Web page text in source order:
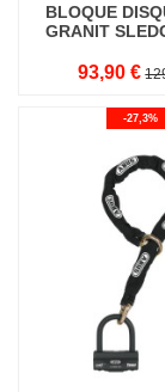
BLOQUE
GRANIT
93,90 €
-27,3%